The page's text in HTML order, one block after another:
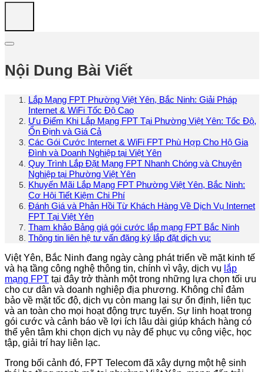
Nội Dung Bài Viết
Lắp Mạng FPT Phường Việt Yên, Bắc Ninh: Giải Pháp
Internet & WiFi Tốc Độ Cao
Ưu Điểm Khi Lắp Mạng FPT Tại Phường Việt Yên: Tốc Độ,
Ổn Định và Giá Cả
Các Gói Cước Internet & WiFi FPT Phù Hợp Cho Hộ Gia
Đình và Doanh Nghiệp tại Việt Yên
Quy Trình Lắp Đặt Mạng FPT Nhanh Chóng và Chuyên
Nghiệp tại Phường Việt Yên
Khuyến Mãi Lắp Mạng FPT Phường Việt Yên, Bắc Ninh:
Cơ Hội Tiết Kiệm Chi Phí
Đánh Giá và Phản Hồi Từ Khách Hàng Về Dịch Vụ Internet
FPT Tại Việt Yên
Tham khảo Bảng giá gói cước lắp mạng FPT Bắc Ninh
Thông tin liên hệ tư vấn đăng ký lắp đặt dịch vụ:
Việt Yên, Bắc Ninh đang ngày càng phát triển về mặt kinh tế
và hạ tầng công nghệ thông tin, chính vì vậy, dịch vụ lắp
mạng FPT tại đây trở thành một trong những lựa chọn tối ưu
cho cư dân và doanh nghiệp địa phương. Không chỉ đảm
bảo về mặt tốc độ, dịch vụ còn mang lại sự ổn định, liên tục
và an toàn cho mọi hoạt động trực tuyến. Sự linh hoạt trong
gói cước và cảnh báo về lợi ích lâu dài giúp khách hàng có
thể yên tâm khi chọn dịch vụ này để phục vụ công việc, học
tập, giải trí hay liên lạc.
Trong bối cảnh đó, FPT Telecom đã xây dựng một hệ sinh